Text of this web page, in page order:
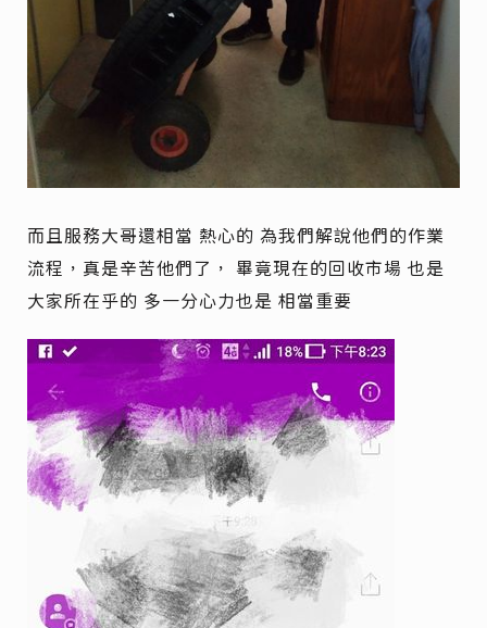
而且服務大哥還相當 熱心的 為我們解說他們的作業
流程，真是辛苦他們了， 畢竟現在的回收市場 也是
大家所在乎的 多一分心力也是 相當重要